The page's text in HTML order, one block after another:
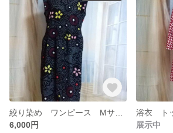
6,000円
展示中